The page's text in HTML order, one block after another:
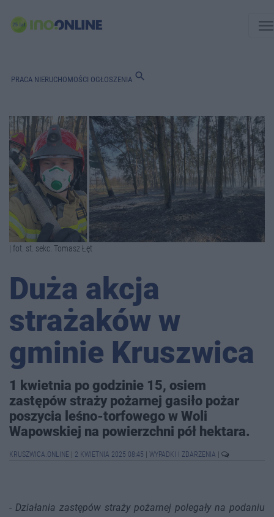
PRACA NIERUCHOMOŚCI OGŁOSZENIA search
| fot. st. sekc. Tomasz Łęt
Duża akcja
strażaków w
gminie Kruszwica
1 kwietnia po godzinie 15, osiem
zastępów straży pożarnej gasiło pożar
poszycia leśno-torfowego w Woli
Wapowskiej na powierzchni pół hektara.
KRUSZWICA.ONLINE 2 KWIETNIA 2025 08:45 WYPADKI I ZDARZENIA
- Działania zastępów straży pożarnej polegały na podaniu